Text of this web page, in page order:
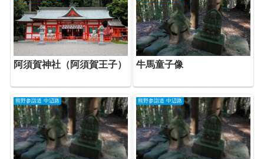
阿須賀神社（阿須賀王子） 牛馬童子像
熊野参詣道 中辺路 熊野参詣道 中辺路